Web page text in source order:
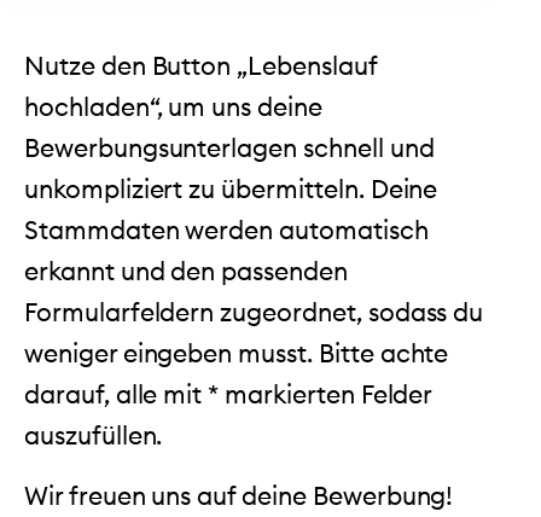
Nutze den Button „Lebenslauf
hochladen“, um uns deine
Bewerbungsunterlagen schnell und
unkompliziert zu übermitteln. Deine
Stammdaten werden automatisch
erkannt und den passenden
Formularfeldern zugeordnet, sodass du
weniger eingeben musst. Bitte achte
darauf, alle mit * markierten Felder
auszufüllen.
Wir freuen uns auf deine Bewerbung!